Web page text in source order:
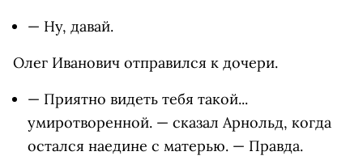
— Ну, давай.
Олег Иванович отправился к дочери.
— Приятно видеть тебя такой...
умиротворенной. — сказал Арнольд, когда
остался наедине с матерью. — Правда.